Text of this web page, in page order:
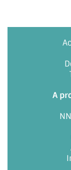
PLAN DU SITE
NOUS
NOUS
A